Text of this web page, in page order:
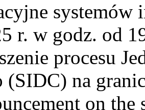
r. w godz. od
procesu
(SIDC) na
on